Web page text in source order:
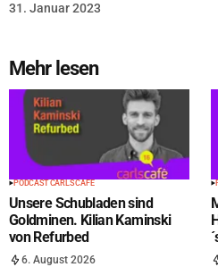
31. Januar 2023
Mehr lesen
PODCAST CARLS CAFÉ
Unsere Schubladen sind
Goldminen. Kilian Kaminski
von Refurbed
6. August 2026